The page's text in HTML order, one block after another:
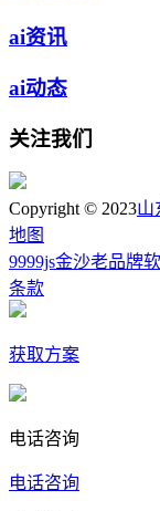
ai资讯
ai动态
关注我们
Copyright © 2023山
地图
9999js金沙老品牌
条款
获取方案
电话咨询
电话咨询